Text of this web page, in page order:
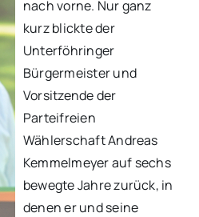
nach vorne. Nur ganz
kurz blickte der
Unterföhringer
Bürgermeister und
Vorsitzende der
Parteifreien
Wählerschaft Andreas
Kemmelmeyer auf sechs
bewegte Jahre zurück, in
denen er und seine